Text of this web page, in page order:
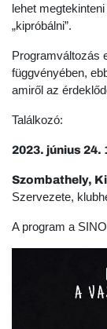
lehet
„kipróbálni”.
Programváltozás
függvényében,
amiről az
Találkozó:
2023. június 24.
Szombathely,
Szervezete,
A program a